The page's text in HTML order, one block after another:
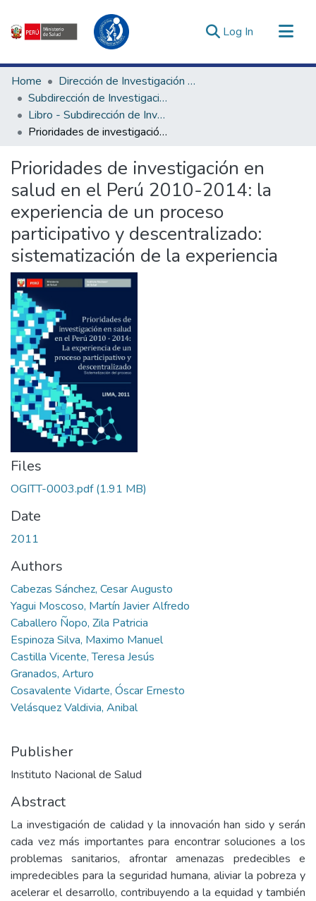
Log In (current)
Communities & Collections
All of DSpace
Statistics
Estadísticas Externas
Enlaces de interés ▾
Home
Dirección de Investigación e Innovación en Salud
Subdirección de Investigación en Salud
Libro - Subdirección de Investigación en Salud
Prioridades de investigación en salud en el Perú 2010-2014: la experiencia de un proceso participativo y descentralizado: sistematización de la experiencia
Prioridades de investigación en
salud en el Perú 2010-2014: la
experiencia de un proceso
participativo y descentralizado:
sistematización de la experiencia
Files
OGITT-0003.pdf(1.91 MB)
Date
2011
Authors
Cabezas Sánchez, Cesar Augusto
Yagui Moscoso, Martín Javier Alfredo
Caballero Ñopo, Zila Patricia
Espinoza Silva, Maximo Manuel
Castilla Vicente, Teresa Jesús
Granados, Arturo
Cosavalente Vidarte, Óscar Ernesto
Velásquez Valdivia, Anibal
Publisher
Instituto Nacional de Salud
Abstract
La investigación de calidad y la innovación han sido y serán
cada vez más importantes para encontrar soluciones a los
problemas sanitarios, afrontar amenazas predecibles e
impredecibles para la seguridad humana, aliviar la pobreza y
acelerar el desarrollo, contribuyendo a la equidad y también